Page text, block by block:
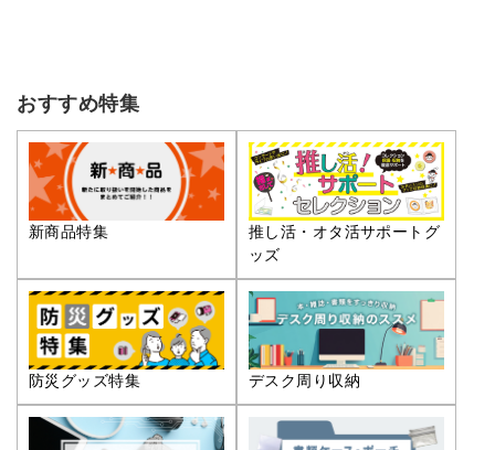
おすすめ特集
新商品特集
推し活・オタ活サポートグ
ッズ
防災グッズ特集 デスク周り収納